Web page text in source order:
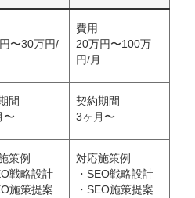
〜30万円/
費用
20万円〜100万
円/月
間
〜
契約期間
3ヶ月〜
策例
戦略設計
施策提案
対応施策例
・SEO戦略設計
・SEO施策提案